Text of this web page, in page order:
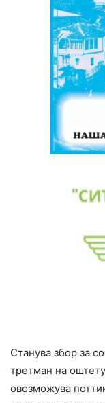
Станува збор за
третман на
овозможува